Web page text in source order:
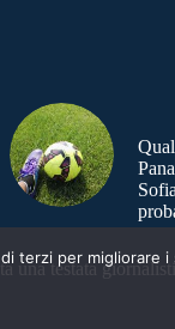
una testata
terzi per migliorare